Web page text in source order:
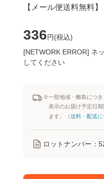
【メール便送料無料】
336円(税込)
[NETWORK ERROR] ネ
してください
※一部地域・離島につ
表示のお届け予定日
ます。（送料・配送に
ロットナンバー：